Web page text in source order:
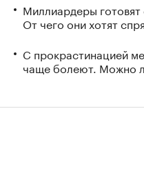
Миллиардеры
От чего они хотят
С прокрастинацией
чаще болеют. Можно